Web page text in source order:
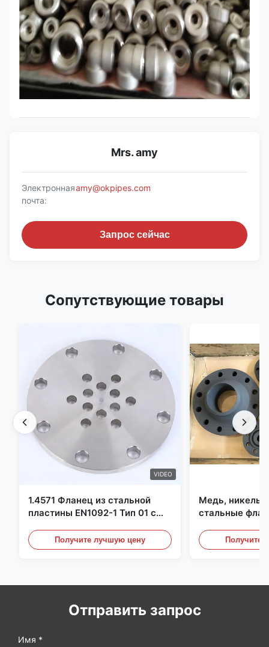
Mrs. amy
Электронная
почта:
amy@okpipes.com
Запрос сейчас
Сопутствующие товары
VIDEO
1.4571 Фланец из стальной
пластины EN1092-1 Тип 01 с
2
Получите лучшую цену
Медь, никель,
стальные
углеродистой
Получите
Отправить запрос
Имя *